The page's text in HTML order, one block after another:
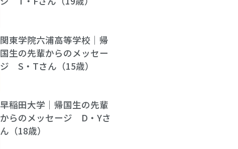
関東学院六浦高等学校｜帰
国生の先輩からのメッセー
ジ S・Tさん（15歳）
早稲田大学｜帰国生の先輩
からのメッセージ D・Yさ
ん（18歳）